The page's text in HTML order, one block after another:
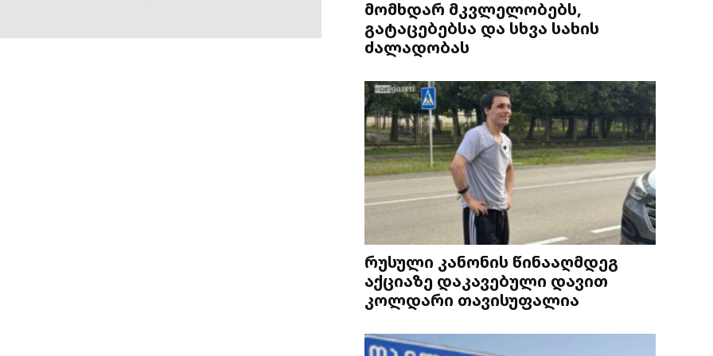
მომხდარ მკვლელობებს,
გატაცებებსა და სხვა სახის
ძალადობას
რუსული კანონის წინააღმდეგ
აქციაზე დაკავებული დავით
კოლდარი თავისუფალია